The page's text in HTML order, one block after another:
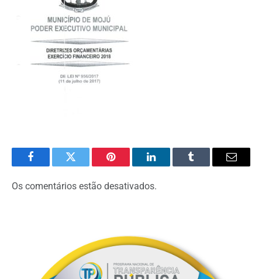
FacebookTwitter Pinterest O
LinkedIn
Tumblr
E-
Os comentários estão desativados.